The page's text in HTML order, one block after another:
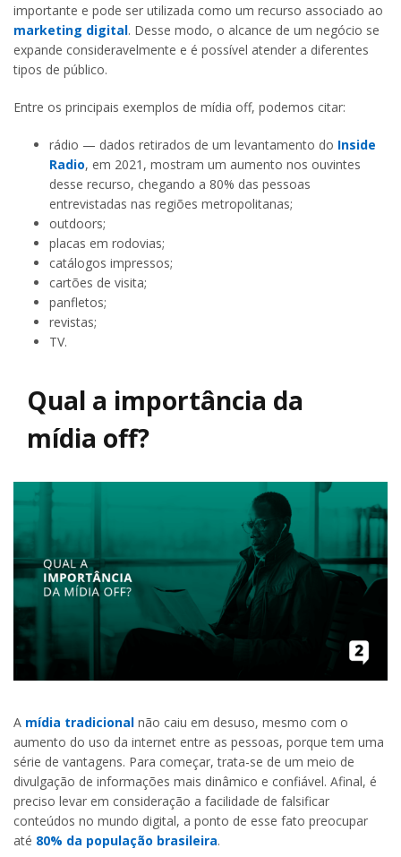
importante e pode ser utilizada como um recurso associado ao
marketing digital. Desse modo, o alcance de um negócio se
expande consideravelmente e é possível atender a diferentes
tipos de público.
Entre os principais exemplos de mídia off, podemos citar:
rádio — dados retirados de um levantamento do Inside
Radio, em 2021, mostram um aumento nos ouvintes
desse recurso, chegando a 80% das pessoas
entrevistadas nas regiões metropolitanas;
outdoors;
placas em rodovias;
catálogos impressos;
cartões de visita;
panfletos;
revistas;
TV.
Qual a importância da
mídia off?
A mídia tradicional não caiu em desuso, mesmo com o
aumento do uso da internet entre as pessoas, porque tem uma
série de vantagens. Para começar, trata-se de um meio de
divulgação de informações mais dinâmico e confiável. Afinal, é
preciso levar em consideração a facilidade de falsificar
conteúdos no mundo digital, a ponto de esse fato preocupar
até 80% da população brasileira.